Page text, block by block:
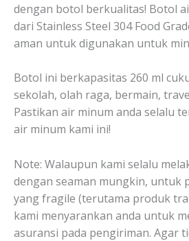
dengan botol berkualitas! Botol
dari Stainless Steel 304 Food
aman untuk digunakan untuk
Botol ini berkapasitas 260 ml
sekolah, olah raga, bermain,
Pastikan air minum anda selalu
air minum kami ini!
Note: Walaupun kami selalu
dengan seaman mungkin, untuk
yang fragile (terutama produk
kami menyarankan anda untuk
asuransi pada pengiriman. Agar